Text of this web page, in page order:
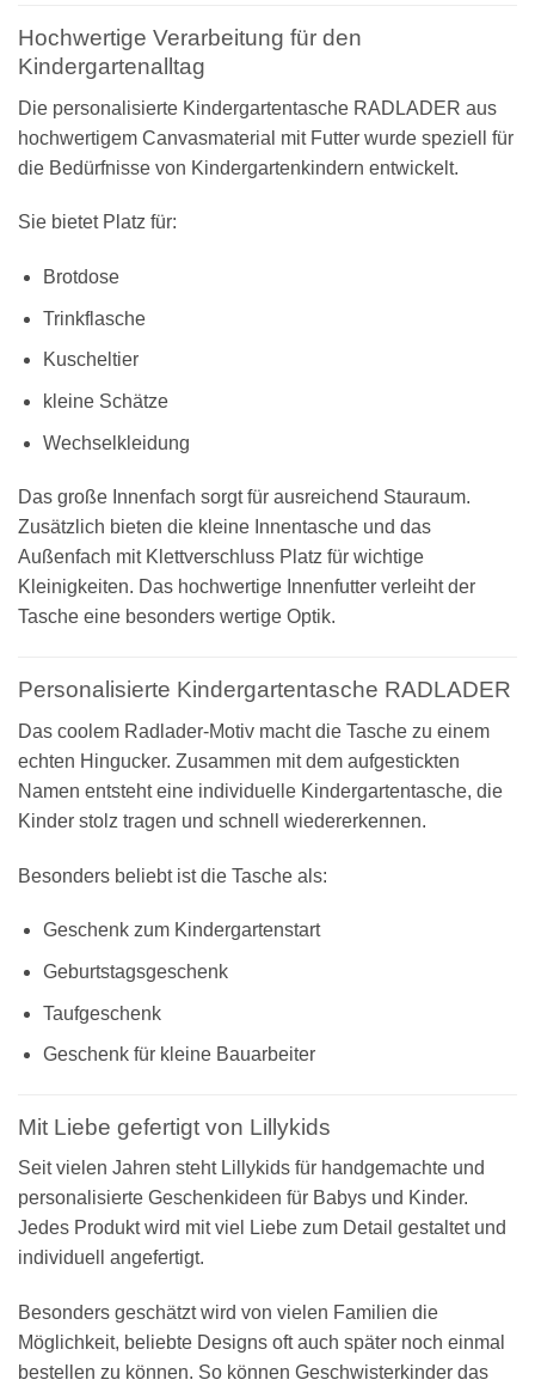
Hochwertige Verarbeitung für den
Kindergartenalltag
Die personalisierte Kindergartentasche RADLADER aus
hochwertigem Canvasmaterial mit Futter wurde speziell für
die Bedürfnisse von Kindergartenkindern entwickelt.
Sie bietet Platz für:
Brotdose
Trinkflasche
Kuscheltier
kleine Schätze
Wechselkleidung
Das große Innenfach sorgt für ausreichend Stauraum.
Zusätzlich bieten die kleine Innentasche und das
Außenfach mit Klettverschluss Platz für wichtige
Kleinigkeiten. Das hochwertige Innenfutter verleiht der
Tasche eine besonders wertige Optik.
Personalisierte Kindergartentasche RADLADER
Das coolem Radlader-Motiv macht die Tasche zu einem
echten Hingucker. Zusammen mit dem aufgestickten
Namen entsteht eine individuelle Kindergartentasche, die
Kinder stolz tragen und schnell wiedererkennen.
Besonders beliebt ist die Tasche als:
Geschenk zum Kindergartenstart
Geburtstagsgeschenk
Taufgeschenk
Geschenk für kleine Bauarbeiter
Mit Liebe gefertigt von Lillykids
Seit vielen Jahren steht Lillykids für handgemachte und
personalisierte Geschenkideen für Babys und Kinder.
Jedes Produkt wird mit viel Liebe zum Detail gestaltet und
individuell angefertigt.
Besonders geschätzt wird von vielen Familien die
Möglichkeit, beliebte Designs oft auch später noch einmal
bestellen zu können. So können Geschwisterkinder das